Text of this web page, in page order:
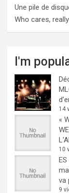
Une pile de
Who cares,
I'm
14
«
10
va
9